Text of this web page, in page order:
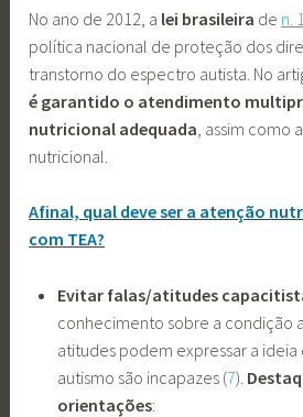
No ano de 2012, a lei brasileira de n.
política nacional de proteção dos
transtorno do espectro autista. No
é garantido o atendimento
nutricional adequada , assim como
nutricional.
Afinal, qual deve ser a atenção
com TEA?
Evitar falas/atitudes
conhecimento sobre a condição
atitudes podem expressar a
autismo são incapazes (7).
orientações: